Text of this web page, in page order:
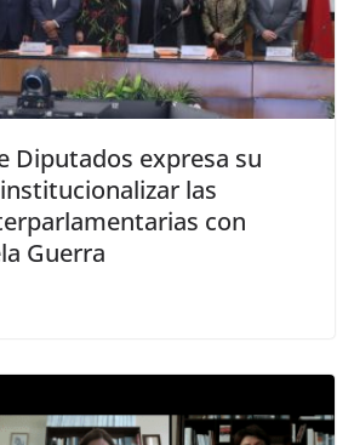
Diputados expresa su
las
con
Guerra